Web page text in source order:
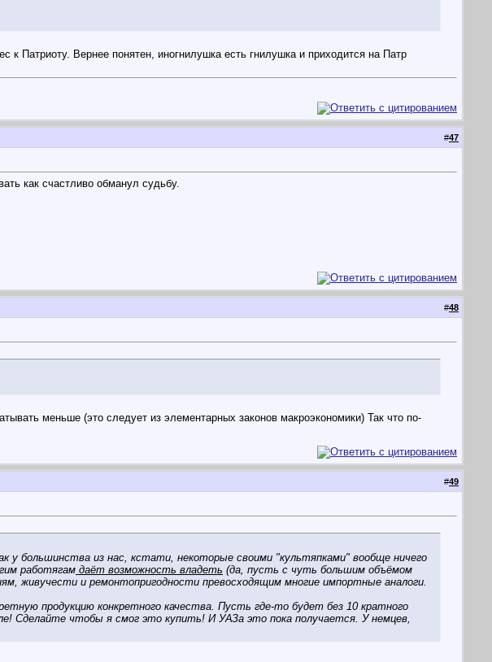
Патриоту. Вернее понятен, иногнилушка есть гнилушка и приходится на Патр
#47
как счастливо обманул судьбу.
#48
меньше (это следует из элементарных законов макроэкономики) Так что по-
#49
у большинства из нас, кстати, некоторые своими "культяпками" вообще ничего
работягам даёт возможность владеть (да, пусть с чуть большим объёмом
живучести и ремонтопригодности превосходящим многие импортные аналоги.
продукцию конкретного качества. Пусть где-то будет без 10 кратного
Сделайте чтобы я смог это купить! И УАЗа это пока получается. У немцев,